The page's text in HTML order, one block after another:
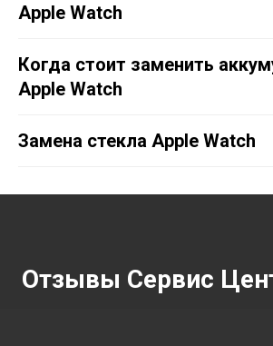
Apple Watch
Когда стоит заменить
Apple Watch
Замена стекла Apple Watch
Отзывы Сервис